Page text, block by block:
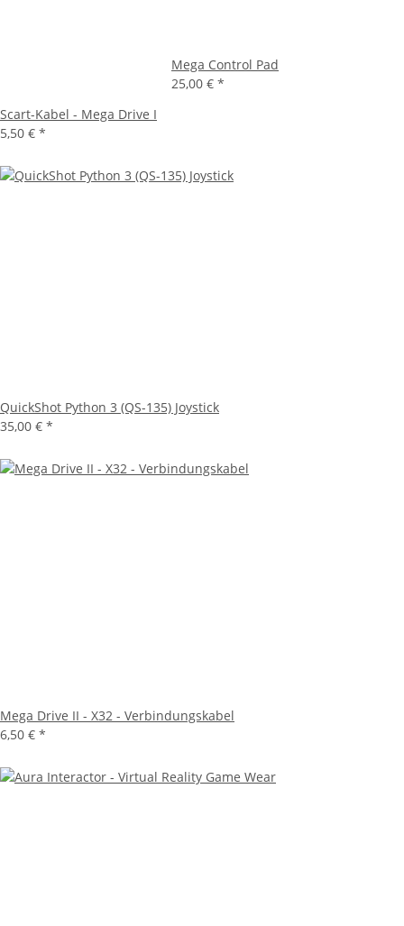
Scart-Kabel - Mega Drive I
5,50 € *
Mega Control Pad
25,00 € *
QuickShot Python 3 (QS-135) Joystick
35,00 € *
Mega Drive II - X32 - Verbindungskabel
6,50 € *